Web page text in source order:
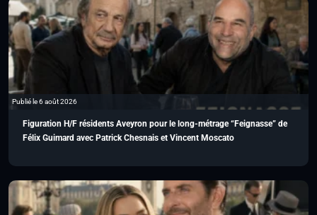
Publié le 6 août 2026
Figuration H/F résidents Aveyron pour le long-métrage “Feignasse” de
Félix Guimard avec Patrick Chesnais et Vincent Moscato